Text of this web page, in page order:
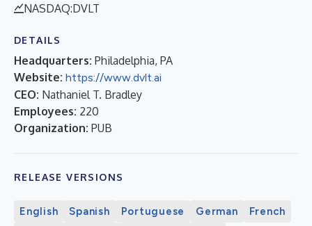
NASDAQ:DVLT
DETAILS
Headquarters: Philadelphia, PA
Website: https://www.dvlt.ai
CEO: Nathaniel T. Bradley
Employees: 220
Organization: PUB
RELEASE VERSIONS
English Spanish Portuguese German
French